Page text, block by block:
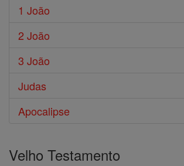
1 João
2 João
3 João
Judas
Apocalipse
Velho Testamento